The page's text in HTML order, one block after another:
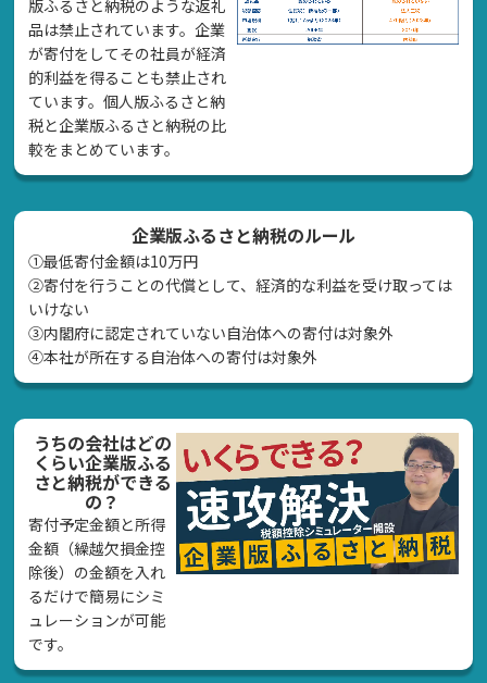
版ふるさと納税のような返礼
品は禁止されています。企業
が寄付をしてその社員が経済
的利益を得ることも禁止され
ています。個人版ふるさと納
税と企業版ふるさと納税の比
較をまとめています。
企業版ふるさと納税のルール
①最低寄付金額は10万円
②寄付を行うことの代償として、経済的な利益を受け取っては
いけない
➂内閣府に認定されていない自治体への寄付は対象外
④本社が所在する自治体への寄付は対象外
うちの会社はどの
くらい企業版ふる
さと納税ができる
の？
寄付予定金額と所得
金額（繰越欠損金控
除後）の金額を入れ
るだけで簡易にシミ
ュレーションが可能
です。